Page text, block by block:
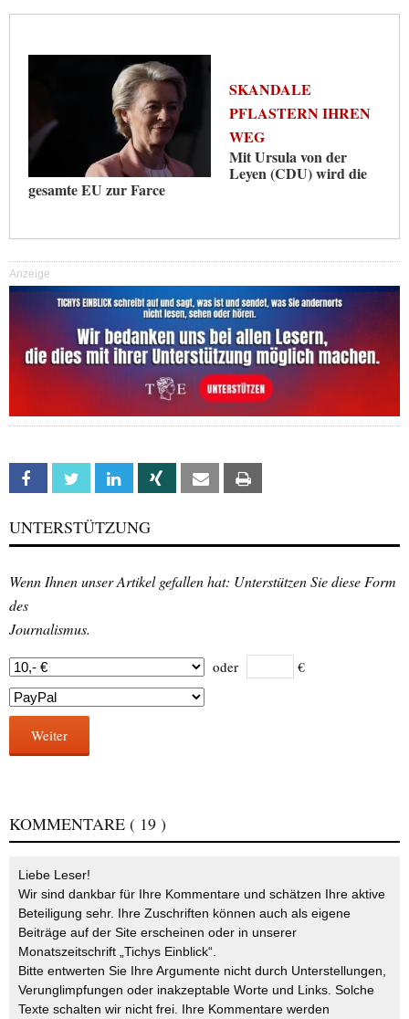
SKANDALE
PFLASTERN IHREN
WEG
Mit Ursula von der
Leyen (CDU) wird die
gesamte EU zur Farce
Anzeige
Facebook Twitter Linkedin Xing Email
UNTERSTÜTZUNG
Wenn Ihnen unser Artikel gefallen hat: Unterstützen Sie diese Form
des
Journalismus.
oder €
Weiter
KOMMENTARE ( 19 )
Liebe Leser!
Wir sind dankbar für Ihre Kommentare und schätzen Ihre aktive
Beteiligung sehr. Ihre Zuschriften können auch als eigene
Beiträge auf der Site erscheinen oder in unserer
Monatszeitschrift „Tichys Einblick“.
Bitte entwerten Sie Ihre Argumente nicht durch Unterstellungen,
Verunglimpfungen oder inakzeptable Worte und Links. Solche
Texte schalten wir nicht frei. Ihre Kommentare werden